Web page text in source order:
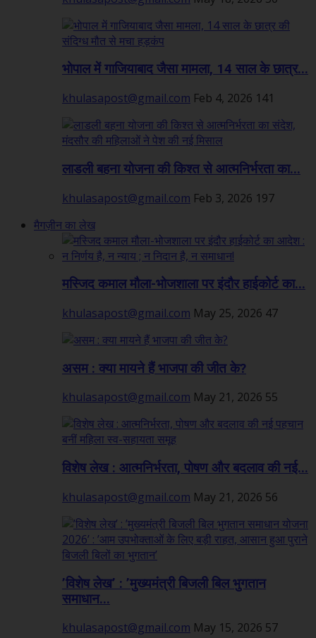
भोपाल में गाजियाबाद जैसा मामला, 14 साल के छात्र...
khulasapost@gmail.com Feb 4, 2026 141
लाडली बहना योजना की किश्त से आत्मनिर्भरता का...
khulasapost@gmail.com Feb 3, 2026 197
मैगज़ीन का लेख
मस्जिद कमाल मौला-भोजशाला पर इंदौर हाईकोर्ट का...
khulasapost@gmail.com May 25, 2026 47
असम : क्या मायने हैं भाजपा की जीत के?
khulasapost@gmail.com May 21, 2026 55
विशेष लेख : आत्मनिर्भरता, पोषण और बदलाव की नई...
khulasapost@gmail.com May 21, 2026 56
’विशेष लेख’ : ’मुख्यमंत्री बिजली बिल भुगतान
समाधान...
khulasapost@gmail.com May 15, 2026 57